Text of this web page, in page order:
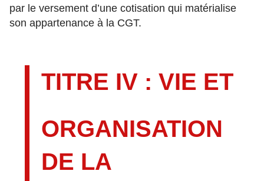
par le versement d’une cotisation qui matérialise
son appartenance à la CGT.
TITRE IV : VIE ET
ORGANISATION
DE LA